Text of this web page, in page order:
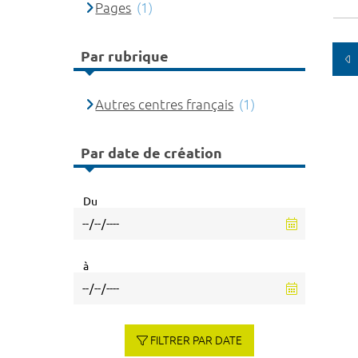
Pages (1)
Par rubrique
Autres centres français (1)
Par date de création
Du
à
FILTRER PAR DATE